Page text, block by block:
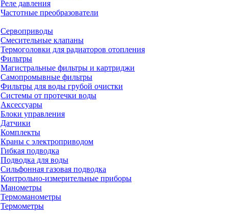
Реле давления
Частотные преобразователи
Сервоприводы
Смесительные клапаны
Термоголовки для радиаторов отопления
Фильтры
Магистральные фильтры и картриджи
Самопромывные фильтры
Фильтры для воды грубой очистки
Системы от протечки воды
Аксессуары
Блоки управления
Датчики
Комплекты
Краны с электроприводом
Гибкая подводка
Подводка для воды
Сильфонная газовая подводка
Контрольно-измерительные приборы
Манометры
Термоманометры
Термометры